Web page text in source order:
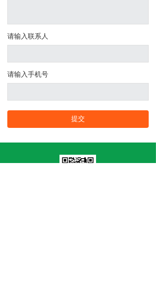
请输入联系人
请输入手机号
提交